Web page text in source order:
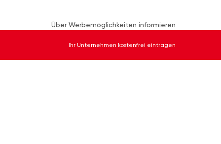
Über Werbemöglichkeiten informieren
Ihr Unternehmen kostenfrei eintragen